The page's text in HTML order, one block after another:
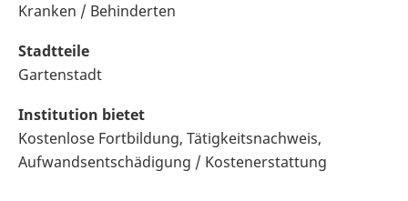
Kranken / Behinderten
Stadtteile
Gartenstadt
Institution bietet
Kostenlose Fortbildung, Tätigkeitsnachweis,
Aufwandsentschädigung / Kostenerstattung